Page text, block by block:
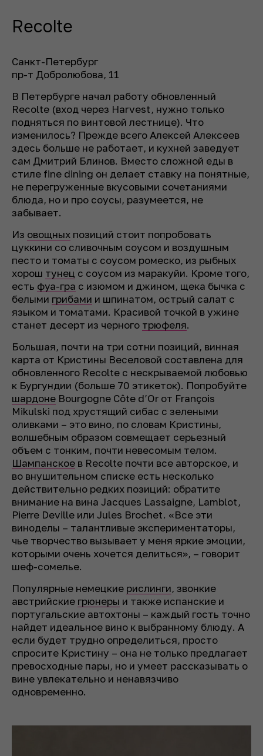
Recolte
Санкт-Петербург
пр-т Добролюбова, 11
В Петербурге начал работу обновленный
Recolte (вход через Harvest, нужно только
подняться по винтовой лестнице). Что
изменилось? Прежде всего Алексей Алексеев
здесь больше не работает, и кухней заведует
сам Дмитрий Блинов. Вместо сложной еды в
стиле fine dining он делает ставку на понятные,
не перегруженные вкусовыми сочетаниями
блюда, но и про соусы, разумеется, не
забывает.
Из овощных позиций стоит попробовать
цуккини со сливочным соусом и воздушным
песто и томаты с соусом ромеско, из рыбных
хорош тунец с соусом из маракуйи. Кроме того,
есть фуа-гра с изюмом и джином, щека бычка с
белыми грибами и шпинатом, острый салат с
языком и томатами. Красивой точкой в ужине
станет десерт из черного трюфеля.
Большая, почти на три сотни позиций, винная
карта от Кристины Веселовой составлена для
обновленного Recolte с нескрываемой любовью
к Бургундии (больше 70 этикеток). Попробуйте
шардоне Bourgogne Côte d’Or от François
Mikulski под хрустящий сибас с зелеными
оливками – это вино, по словам Кристины,
волшебным образом совмещает серьезный
объем с тонким, почти невесомым телом.
Шампанское в Recolte почти все авторское, и
во внушительном списке есть несколько
действительно редких позиций: обратите
внимание на вина Jacques Lassaigne, Lamblot,
Pierre Deville или Jules Brochet. «Все эти
виноделы – талантливые экспериментаторы,
чье творчество вызывает у меня яркие эмоции,
которыми очень хочется делиться», – говорит
шеф-сомелье.
Популярные немецкие рислинги, звонкие
австрийские грюнеры и также испанские и
португальские автохтоны – каждый гость точно
найдет идеальное вино к выбранному блюду. А
если будет трудно определиться, просто
спросите Кристину – она не только предлагает
превосходные пары, но и умеет рассказывать о
вине увлекательно и ненавязчиво
одновременно.